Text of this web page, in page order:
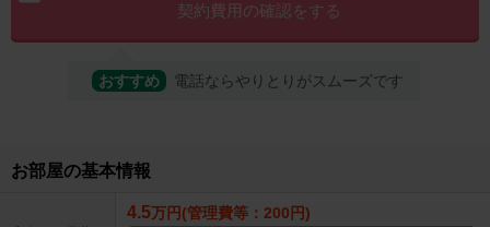
契約費用の確認をする
おすすめ 電話ならやりとりがスムーズです
お部屋の基本情報
4.5万円(管理費等：200円)